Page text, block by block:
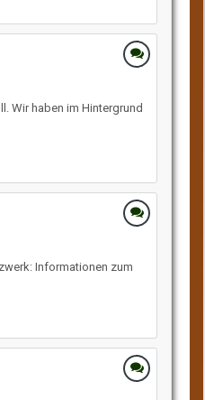
Wir haben im Hintergrund
Informationen zum